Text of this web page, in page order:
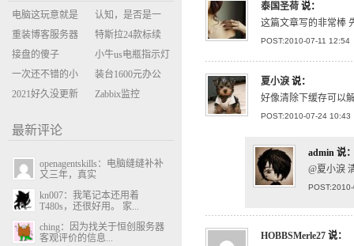
泰国圣荷 说：
这篇文章写的非常棒
POST:2010-07-11 12:54
夏小淚 说：
好像清除下缓存可以
POST:2010-07-24 10:43
admin 说
@夏小淚
HOBBSMerle27 说：
电脑这玩意就是
缝缝补补的事
认知，是否是一
座大山？当架构
决策变成配置清
单比价
重装博客服务器
环境
特斯拉24款标续
Model Y 2万公里
使用体验
接盘的傻子
小牛us电瓶指示灯
闪三次不上电
一次还不错的小
米售后体验
装台1600元办公
主机
2021好久没更新
Zabbix监控
最新评论
openagentskills：电脑缝缝补补
又三年，真实
kn007：我笔记本还用着
T480s，还很好用。 家...
ching：因为找关于恒创服务器
客观评价的信息...